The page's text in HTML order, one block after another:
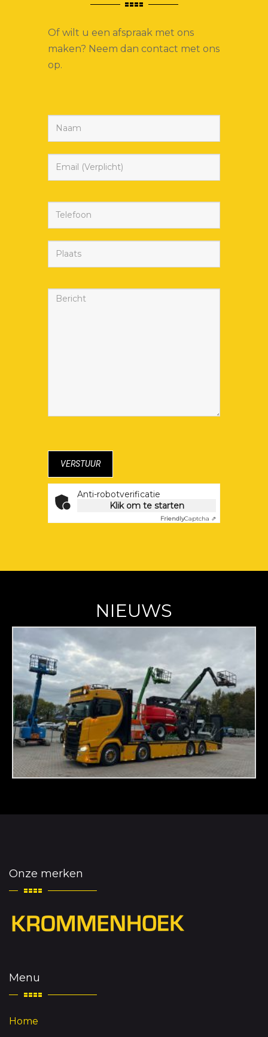
Of wilt u een afspraak met ons
maken? Neem dan contact met ons
op.
Anti-robotverificatie
Klik om te starten
FriendlyCaptcha ⇗
NIEUWS
Onze merken
Menu
Home